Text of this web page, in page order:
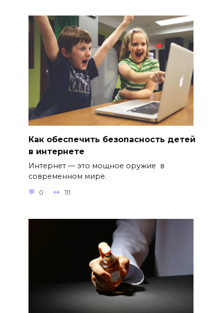
Как обеспечить безопасность детей
в интернете
Интернет — это мощное оружие в
современном мире.
0 111